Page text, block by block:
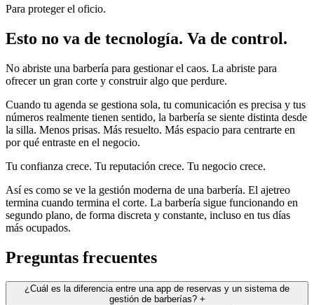
Para proteger el oficio.
Esto no va de tecnología. Va de control.
No abriste una barbería para gestionar el caos. La abriste para
ofrecer un gran corte y construir algo que perdure.
Cuando tu agenda se gestiona sola, tu comunicación es precisa y tus
números realmente tienen sentido, la barbería se siente distinta desde
la silla. Menos prisas. Más resuelto. Más espacio para centrarte en
por qué entraste en el negocio.
Tu confianza crece. Tu reputación crece. Tu negocio crece.
Así es como se ve la gestión moderna de una barbería. El ajetreo
termina cuando termina el corte. La barbería sigue funcionando en
segundo plano, de forma discreta y constante, incluso en tus días
más ocupados.
Preguntas frecuentes
¿Cuál es la diferencia entre una app de reservas y un sistema de
gestión de barberías? +